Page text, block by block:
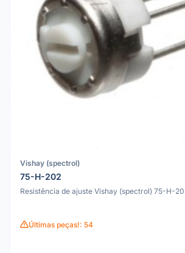
Vishay (spectrol)
75-H-202
Resistência de ajuste Vishay (spectrol) 75-H-
Últimas peças!: 54